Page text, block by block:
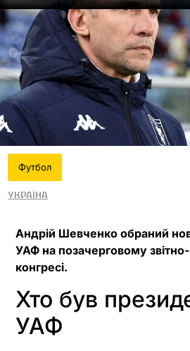
Футбол
Україна
Андрій Шевченко обраний
УАФ на позачерговому
конгресі.
Хто був
УАФ